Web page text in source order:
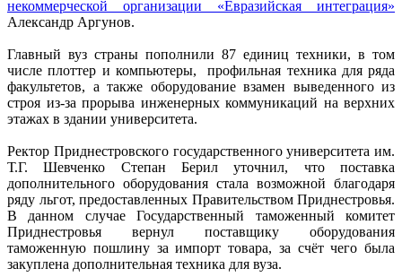
некоммерческой организации «Евразийская интеграция»
Александр Аргунов.
Главный вуз страны пополнили 87 единиц техники, в том
числе плоттер и компьютеры, профильная техника для ряда
факультетов, а также оборудование взамен выведенного из
строя из-за прорыва инженерных коммуникаций на верхних
этажах в здании университета.
Ректор Приднестровского государственного университета им.
Т.Г. Шевченко Степан Берил уточнил, что поставка
дополнительного оборудования стала возможной благодаря
ряду льгот, предоставленных Правительством Приднестровья.
В данном случае Государственный таможенный комитет
Приднестровья вернул поставщику оборудования
таможенную пошлину за импорт товара, за счёт чего была
закуплена дополнительная техника для вуза.